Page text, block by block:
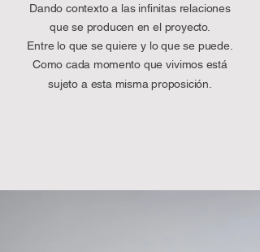
Dando contexto a las infinitas relaciones
que se producen en el proyecto.
Entre lo que se quiere y lo que se puede.
Como cada momento que vivimos está
sujeto a esta misma proposición.